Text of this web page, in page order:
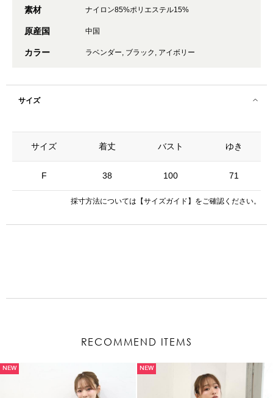
素材 ナイロン85%ポリエステル15%
原産国 中国
カラー ラベンダー, ブラック, アイボリー
サイズ
サイズ
F
着丈 バスト ゆき
38 100 71
採寸方法については 【サイズガイド】 をご確認ください。
RECOMMEND ITEMS
NEW NEW